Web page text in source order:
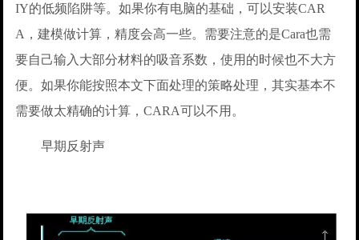
IY的低频陷阱等。如果你有电脑的基础，可以安装CAR
A，建模做计算，精度会高一些。需要注意的是Cara也需
要自己输入大部分材料的吸音系数，使用的时候也不大方
便。如果你能按照本文下面处理的策略处理，其实基本不
需要做太精确的计算，CARA可以不用。
早期反射声